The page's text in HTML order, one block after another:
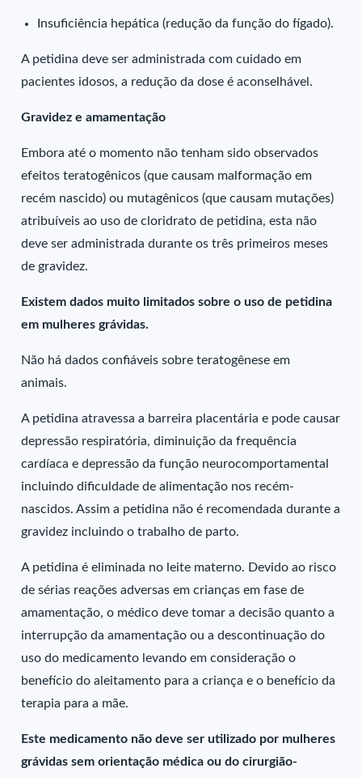
Insuficiência hepática (redução da função do fígado).
A petidina deve ser administrada com cuidado em
pacientes idosos, a redução da dose é aconselhável.
Gravidez e amamentação
Embora até o momento não tenham sido observados
efeitos teratogênicos (que causam malformação em
recém nascido) ou mutagênicos (que causam mutações)
atribuíveis ao uso de cloridrato de petidina, esta não
deve ser administrada durante os três primeiros meses
de gravidez.
Existem dados muito limitados sobre o uso de petidina
em mulheres grávidas.
Não há dados confiáveis sobre teratogênese em
animais.
A petidina atravessa a barreira placentária e pode causar
depressão respiratória, diminuição da frequência
cardíaca e depressão da função neurocomportamental
incluindo dificuldade de alimentação nos recém-
nascidos. Assim a petidina não é recomendada durante a
gravidez incluindo o trabalho de parto.
A petidina é eliminada no leite materno. Devido ao risco
de sérias reações adversas em crianças em fase de
amamentação, o médico deve tomar a decisão quanto a
interrupção da amamentação ou a descontinuação do
uso do medicamento levando em consideração o
benefício do aleitamento para a criança e o benefício da
terapia para a mãe.
Este medicamento não deve ser utilizado por mulheres
grávidas sem orientação médica ou do cirurgião-